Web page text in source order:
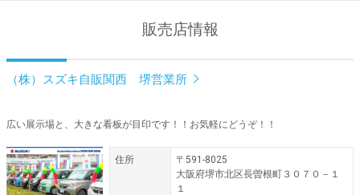
販売店情報
（株）スズキ自販関西 堺営業所
広い展示場と、大きな看板が目印です！！お気軽にどうぞ！！
住所
〒591-8025
大阪府堺市北区長曽根町３０７０－１
１